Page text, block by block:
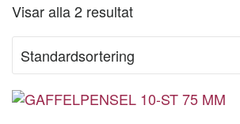
Visar alla 2 resultat